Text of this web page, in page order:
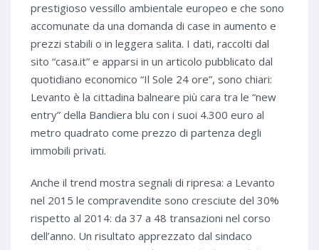
prestigioso vessillo ambientale europeo e che sono
accomunate da una domanda di case in aumento e
prezzi stabili o in leggera salita. I dati, raccolti dal
sito “casa.it” e apparsi in un articolo pubblicato dal
quotidiano economico “Il Sole 24 ore”, sono chiari:
Levanto è la cittadina balneare più cara tra le “new
entry” della Bandiera blu con i suoi 4.300 euro al
metro quadrato come prezzo di partenza degli
immobili privati.
Anche il trend mostra segnali di ripresa: a Levanto
nel 2015 le compravendite sono cresciute del 30%
rispetto al 2014: da 37 a 48 transazioni nel corso
dell’anno. Un risultato apprezzato dal sindaco